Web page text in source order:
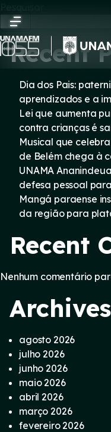
content
Pesquisar
Recent
Dia dos Pais:
aprendizados e a
Lei que aumenta
contra crianças é
Musical que
de Belém chega à
UNAMA
defesa pessoal
Mangá paraense
da região para
Recent
Nenhum comentário
Archives
agosto 2026
julho 2026
junho 2026
maio 2026
abril 2026
março 2026
fevereiro 2026